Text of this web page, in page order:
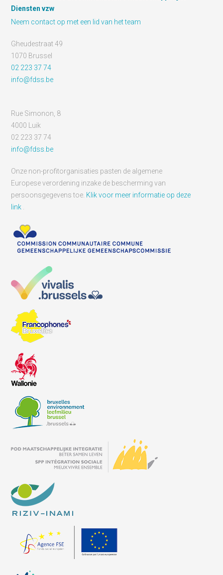
Diensten vzw
Neem contact op met een lid van het team
Gheudestraat 49
1070 Brussel
02 223 37 74
info@fdss.be
Rue Simonon, 8
4000 Luik
02 223 37 74
info@fdss.be
Onze non-profitorganisaties pasten de algemene
Europese verordening inzake de bescherming van
persoonsgegevens toe. Klik voor meer informatie op deze
link